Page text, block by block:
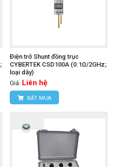
Điện trở Shunt đồng trục
CYBERTEK CSD100A (0.1Ω/2GHz;
loại dây)
Giá: Liên hệ
ĐẶT MUA